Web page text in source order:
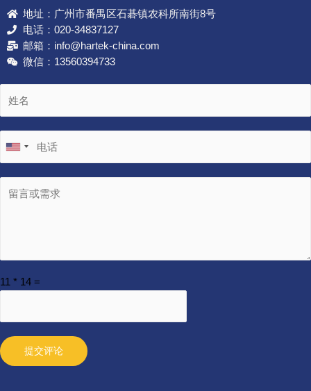
地址：广州市番禺区石碁镇农科所南街8号
电话：020-34837127
邮箱：info@hartek-china.com
微信：13560394733
11 * 14 =
提交评论